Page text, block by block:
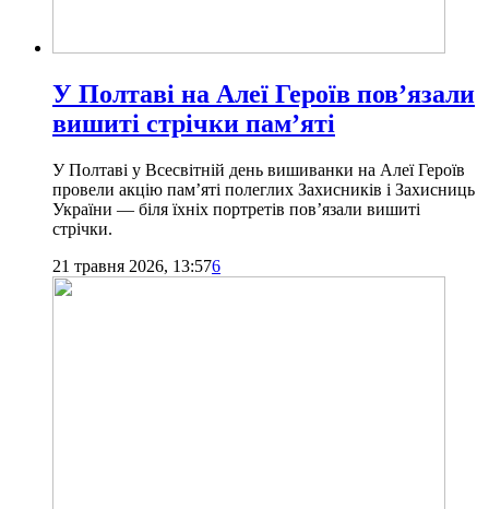
У Полтаві на Алеї Героїв пов’язали
вишиті стрічки пам’яті
У Полтаві у Всесвітній день вишиванки на Алеї Героїв
провели акцію пам’яті полеглих Захисників і Захисниць
України — біля їхніх портретів пов’язали вишиті
стрічки.
21 травня 2026, 13:576